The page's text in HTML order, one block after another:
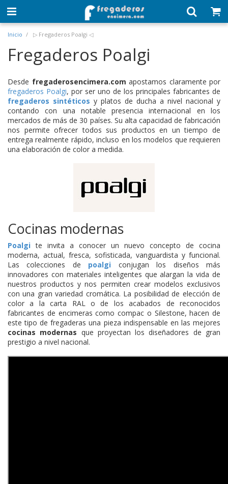
Inicio ▷ Fregaderos Poalgi ◁
Fregaderos Poalgi
Desde fregaderosencimera.com apostamos claramente por
fregaderos Poalgi, por ser uno de los principales fabricantes de
fregaderos sintéticos y platos de ducha a nivel nacional y
contando con una notable presencia internacional en los
mercados de más de 30 países. Su alta capacidad de fabricación
nos permite ofrecer todos sus productos en un tiempo de
entrega realmente rápido, incluso en los modelos que requieren
una elaboración de color a medida.
Cocinas modernas
Poalgi te invita a conocer un nuevo concepto de cocina
moderna, actual, fresca, sofisticada, vanguardista y funcional.
Las colecciones de poalgi conjugan los diseños más
innovadores con materiales inteligentes que alargan la vida de
nuestros productos y nos permiten crear modelos exclusivos
con una gran variedad cromática. La posibilidad de elección de
color a la carta RAL o de los acabados de reconocidos
fabricantes de encimeras como compac o Silestone, hacen de
este tipo de fregaderas una pieza indispensable en las mejores
cocinas modernas que proyectan los diseñadores de gran
prestigio a nivel nacional.